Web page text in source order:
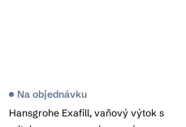
Hansgrohe Exafill, vaňový výtok s
Na objednávku